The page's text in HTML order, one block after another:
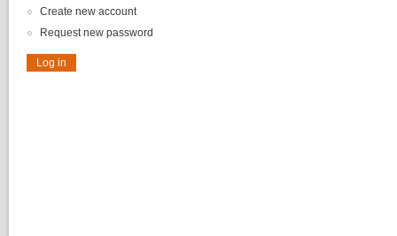
Create new account
Request new password